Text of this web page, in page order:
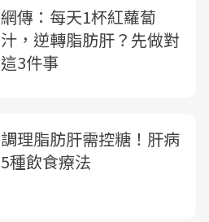
網傳：每天1杯紅蘿蔔
汁，逆轉脂肪肝？先做對
這3件事
調理脂肪肝需控糖！肝病
5種飲食療法